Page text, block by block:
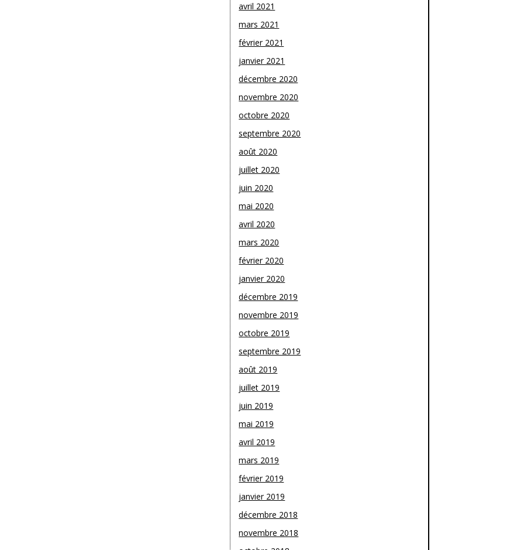
avril 2021
mars 2021
février 2021
janvier 2021
décembre 2020
novembre 2020
octobre 2020
septembre 2020
août 2020
juillet 2020
juin 2020
mai 2020
avril 2020
mars 2020
février 2020
janvier 2020
décembre 2019
novembre 2019
octobre 2019
septembre 2019
août 2019
juillet 2019
juin 2019
mai 2019
avril 2019
mars 2019
février 2019
janvier 2019
décembre 2018
novembre 2018